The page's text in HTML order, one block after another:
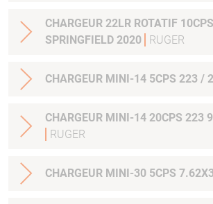
CHARGEUR 22LR ROTATIF 10CPS BX-1 RIMFIRE /
SPRINGFIELD 2020
RUGER
CHARGEUR MINI-14 5CPS 223 /
CHARGEUR MINI-14 20CPS 223
RUGER
CHARGEUR MINI-30 5CPS